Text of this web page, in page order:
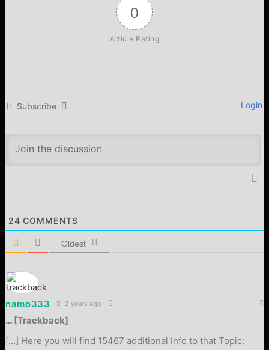
0
Article Rating
Subscribe Login
24 COMMENTS
Oldest
namo333 2 years ago
… [Trackback]
[…] Here you will find 15467 additional Info to that Topic: